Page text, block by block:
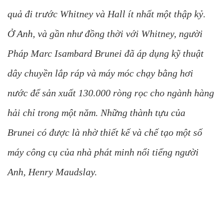
quả đi trước Whitney và Hall ít nhất một thập kỷ.
Ở Anh, và gần như đồng thời với Whitney, người
Pháp Marc Isambard Brunei đã áp dụng kỹ thuật
dây chuyền lắp ráp và máy móc chạy bằng hơi
nước để sản xuất 130.000 ròng rọc cho ngành hàng
hải chỉ trong một năm. Những thành tựu của
Brunei có được là nhờ thiết kế và chế tạo một số
máy công cụ của nhà phát minh nổi tiếng người
Anh, Henry Maudslay.